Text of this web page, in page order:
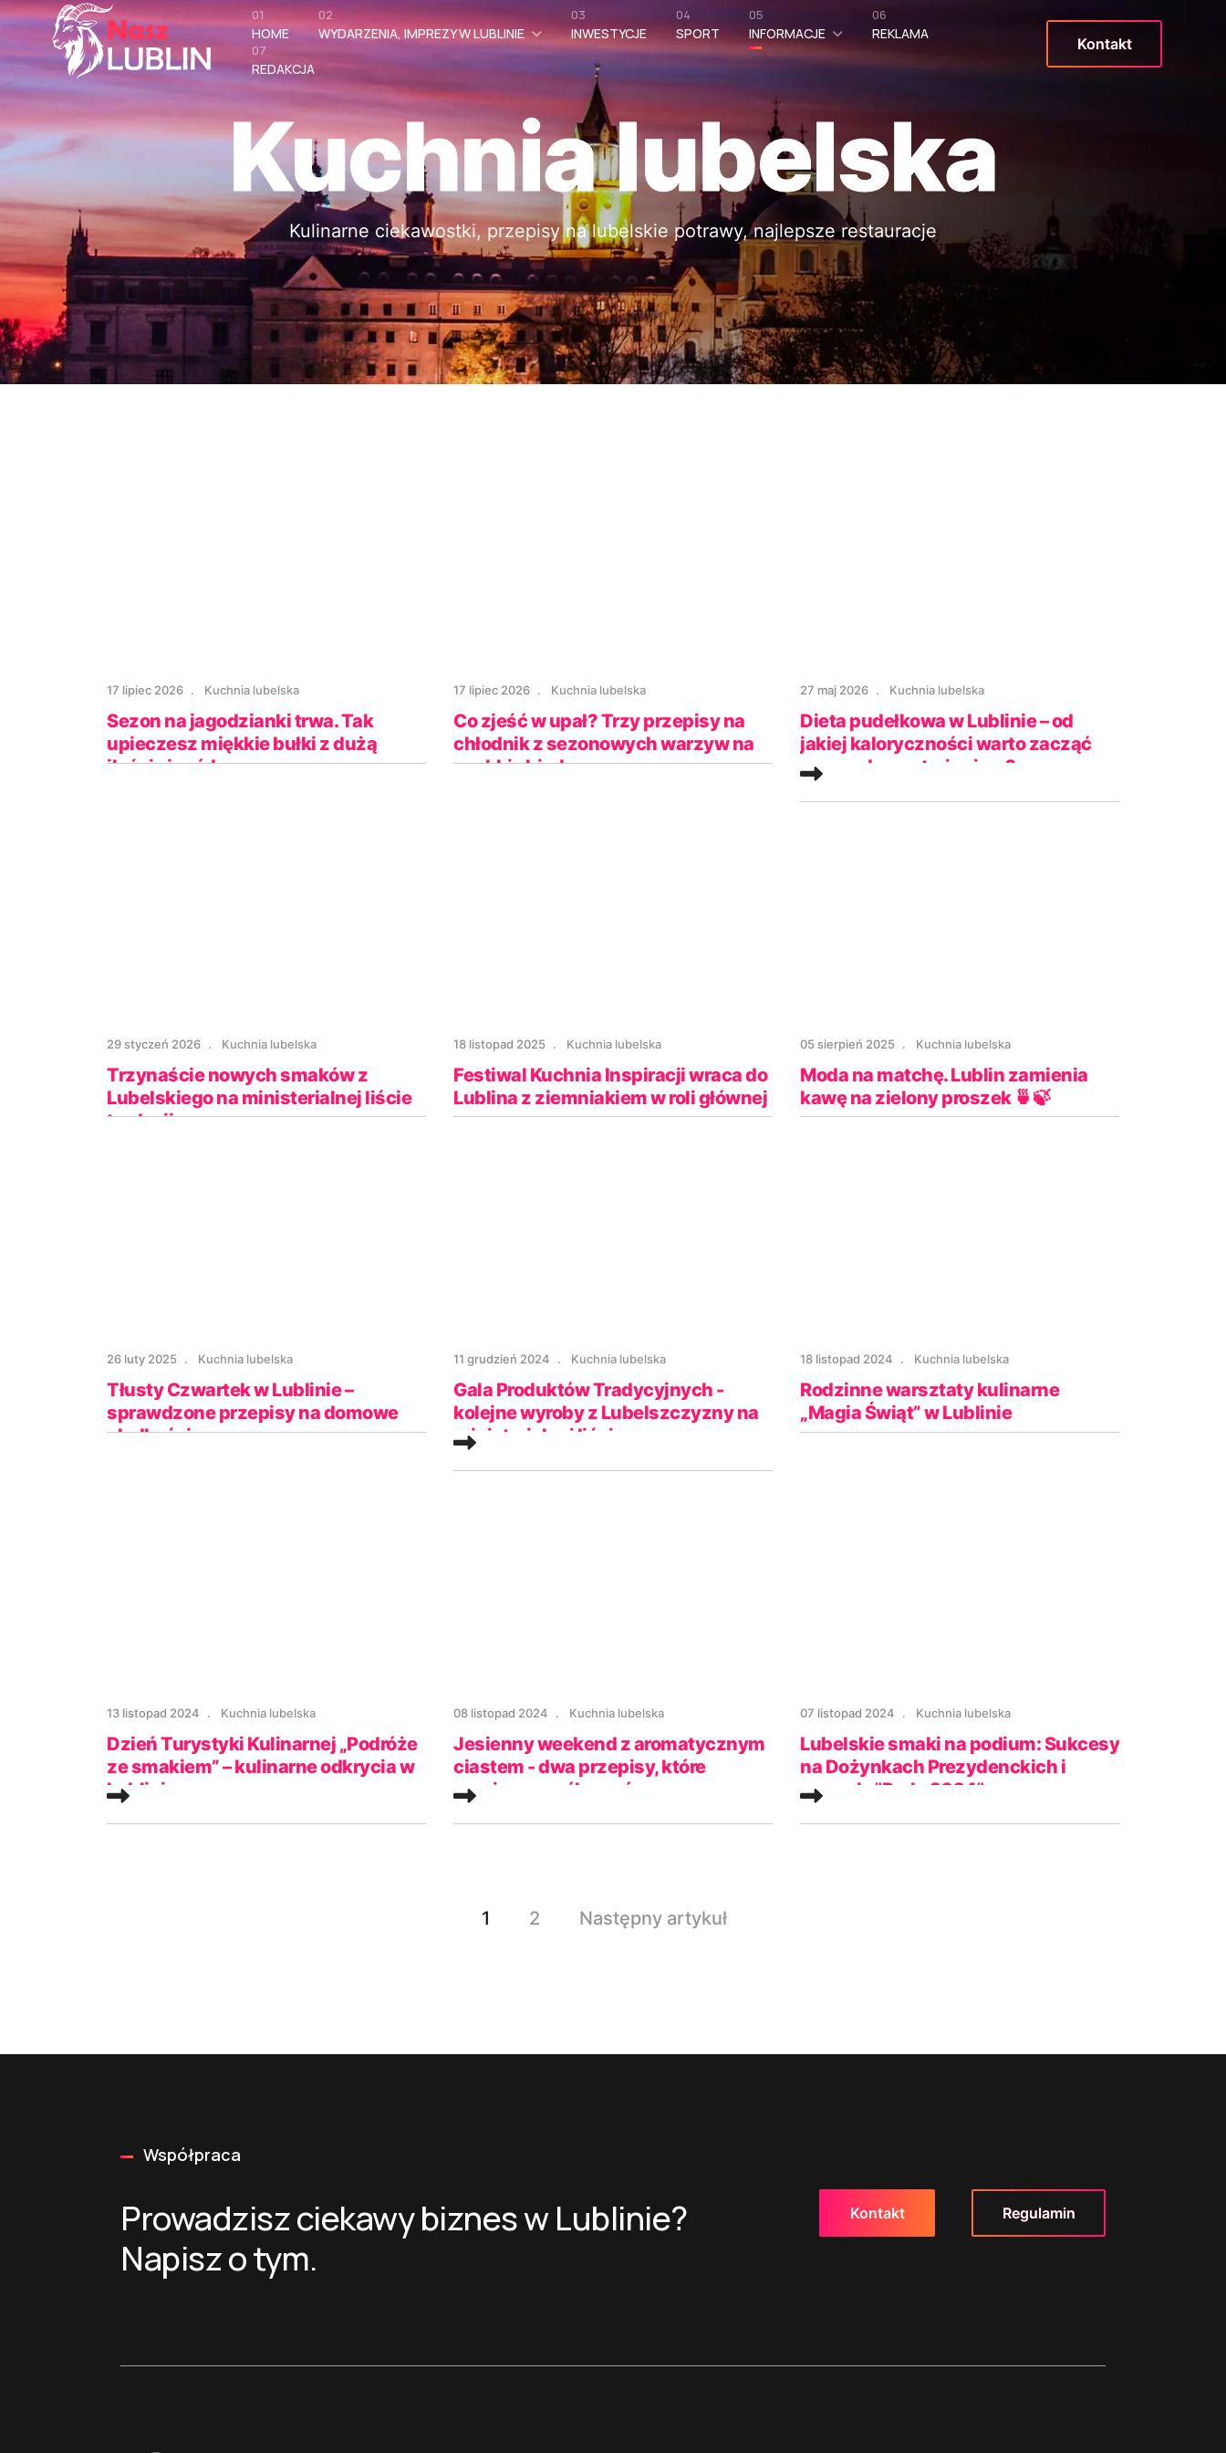
Kontakt
HOME
01
WYDARZENIA, IMPREZY W LUBLINIE
02
INWESTYCJE
03
SPORT
04
INFORMACJE
05
REKLAMA
06
REDAKCJA
07
Kuchnia lubelska
Kulinarne ciekawostki, przepisy na lubelskie potrawy, najlepsze restauracje
17 lipiec 2026 Kuchnia lubelska
Sezon na jagodzianki trwa. Tak
upieczesz miękkie bułki z dużą
ilością jagód
17 lipiec 2026 Kuchnia lubelska
Co zjeść w upał? Trzy przepisy na
chłodnik z sezonowych warzyw na
szybki obiad
27 maj 2026 Kuchnia lubelska
Dieta pudełkowa w Lublinie – od
jakiej kaloryczności warto zacząć
przygodę z cateringiem?
29 styczeń 2026 Kuchnia lubelska
Trzynaście nowych smaków z
Lubelskiego na ministerialnej liście
tradycji
18 listopad 2025 Kuchnia lubelska
Festiwal Kuchnia Inspiracji wraca do
Lublina z ziemniakiem w roli głównej
05 sierpień 2025 Kuchnia lubelska
Moda na matchę. Lublin zamienia
kawę na zielony proszek 🍵🍃
26 luty 2025 Kuchnia lubelska
Tłusty Czwartek w Lublinie –
sprawdzone przepisy na domowe
słodkości
11 grudzień 2024 Kuchnia lubelska
Gala Produktów Tradycyjnych -
kolejne wyroby z Lubelszczyzny na
ministerialnej liście
18 listopad 2024 Kuchnia lubelska
Rodzinne warsztaty kulinarne
„Magia Świąt” w Lublinie
13 listopad 2024 Kuchnia lubelska
Dzień Turystyki Kulinarnej „Podróże
ze smakiem” – kulinarne odkrycia w
Lublinie
08 listopad 2024 Kuchnia lubelska
Jesienny weekend z aromatycznym
ciastem - dwa przepisy, które
musisz wypróbować
07 listopad 2024 Kuchnia lubelska
Lubelskie smaki na podium: Sukcesy
na Dożynkach Prezydenckich i
nagrody "Perła 2024"
1 2 Następny artykuł
Współpraca
Prowadzisz ciekawy biznes w Lublinie?
Napisz o tym.
Kontakt Regulamin